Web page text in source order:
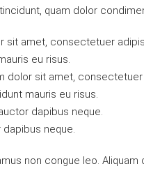
quam dolor
sit amet, consectetuer
eu risus.
dolor sit amet, consectetuer
mauris eu risus.
dapibus neque.
neque.
non congue leo.